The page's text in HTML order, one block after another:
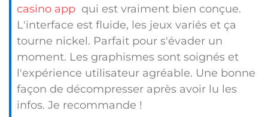
casino app qui est vraiment bien conçue.
L'interface est fluide, les jeux variés et ça
tourne nickel. Parfait pour s'évader un
moment. Les graphismes sont soignés et
l'expérience utilisateur agréable. Une bonne
façon de décompresser après avoir lu les
infos. Je recommande !